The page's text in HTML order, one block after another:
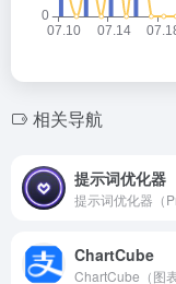
相关导航
提示词优化器
ChartCube